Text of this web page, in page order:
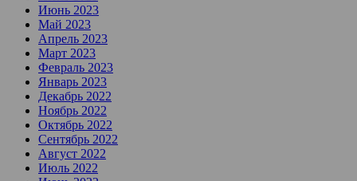
Июнь 2023
Май 2023
Апрель 2023
Март 2023
Февраль 2023
Январь 2023
Декабрь 2022
Ноябрь 2022
Октябрь 2022
Сентябрь 2022
Август 2022
Июль 2022